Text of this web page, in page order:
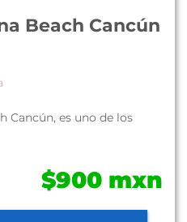
Beach Cancún
Cancún, es uno de los
$900 mxn